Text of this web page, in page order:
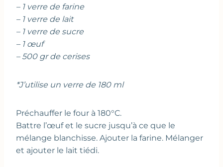
– 1 verre de farine
– 1 verre de lait
– 1 verre de sucre
– 1 œuf
– 500 gr de cerises
*J’utilise un verre de 180 ml
Préchauffer le four à 180°C.
Battre l’œuf et le sucre jusqu’à ce que le
mélange blanchisse. Ajouter la farine. Mélanger
et ajouter le lait tiédi.